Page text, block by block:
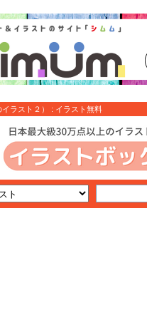
ラスト２） : イラスト無料